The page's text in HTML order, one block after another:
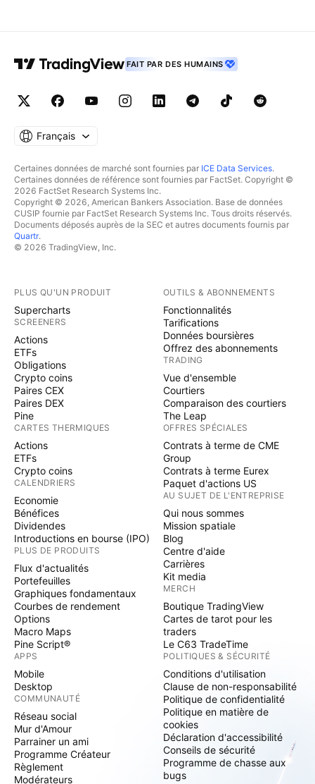
FAIT PAR DES HUMAINS
Français
Certaines données de marché sont fournies par ICE Data Services.
Certaines données de référence sont fournies par FactSet. Copyright ©
2026 FactSet Research Systems Inc.
Copyright © 2026, American Bankers Association. Base de données
CUSIP fournie par FactSet Research Systems Inc. Tous droits réservés.
Documents déposés auprès de la SEC et autres documents fournis par
Quartr.
© 2026 TradingView, Inc.
PLUS QU'UN PRODUIT
Supercharts
SCREENERS
Actions
ETFs
Obligations
Crypto coins
Paires CEX
Paires DEX
Pine
CARTES THERMIQUES
Actions
ETFs
Crypto coins
CALENDRIERS
Economie
Bénéfices
Dividendes
Introductions en bourse (IPO)
PLUS DE PRODUITS
Flux d'actualités
Portefeuilles
Graphiques fondamentaux
Courbes de rendement
Options
Macro Maps
Pine Script®
APPS
Mobile
Desktop
COMMUNAUTÉ
Réseau social
Mur d'Amour
Parrainer un ami
Programme Créateur
Règlement
Modérateurs
OUTILS & ABONNEMENTS
Fonctionnalités
Tarifications
Données boursières
Offrez des abonnements
TRADING
Vue d'ensemble
Courtiers
Comparaison des courtiers
The Leap
OFFRES SPÉCIALES
Contrats à terme de CME
Group
Contrats à terme Eurex
Paquet d'actions US
AU SUJET DE L'ENTREPRISE
Qui nous sommes
Mission spatiale
Blog
Centre d'aide
Carrières
Kit media
MERCH
Boutique TradingView
Cartes de tarot pour les
traders
Le C63 TradeTime
POLITIQUES & SÉCURITÉ
Conditions d'utilisation
Clause de non-responsabilité
Politique de confidentialité
Politique en matière de
cookies
Déclaration d'accessibilité
Conseils de sécurité
Programme de chasse aux
bugs